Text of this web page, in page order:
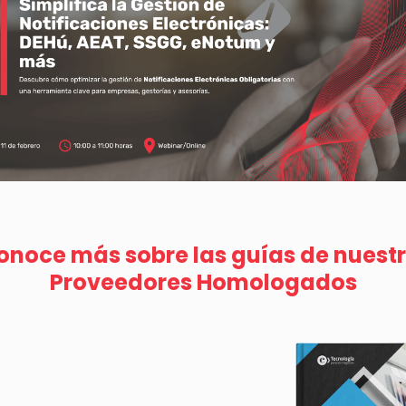
más sobre las guías de
Proveedores Homologados